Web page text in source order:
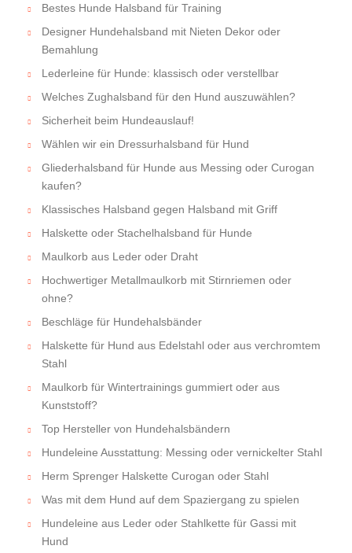
Bestes Hunde Halsband für Training
Designer Hundehalsband mit Nieten Dekor oder
Bemahlung
Lederleine für Hunde: klassisch oder verstellbar
Welches Zughalsband für den Hund auszuwählen?
Sicherheit beim Hundeauslauf!
Wählen wir ein Dressurhalsband für Hund
Gliederhalsband für Hunde aus Messing oder Curogan
kaufen?
Klassisches Halsband gegen Halsband mit Griff
Halskette oder Stachelhalsband für Hunde
Maulkorb aus Leder oder Draht
Hochwertiger Metallmaulkorb mit Stirnriemen oder
ohne?
Beschläge für Hundehalsbänder
Halskette für Hund aus Edelstahl oder aus verchromtem
Stahl
Maulkorb für Wintertrainings gummiert oder aus
Kunststoff?
Top Hersteller von Hundehalsbändern
Hundeleine Ausstattung: Messing oder vernickelter Stahl
Herm Sprenger Halskette Curogan oder Stahl
Was mit dem Hund auf dem Spaziergang zu spielen
Hundeleine aus Leder oder Stahlkette für Gassi mit
Hund